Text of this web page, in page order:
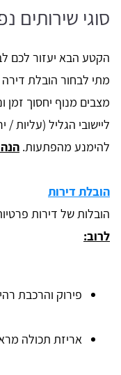
סוגי שירותים
הקטע הבא יעזור לכם
מתי לבחור הובלת
מצבים מנוף יחסוך זמן
ליישובי הגליל (עליות /
להימנע מהפתעות.
הובלת דירות
הובלות של דירות
לרוב:
פירוק והרכבת
אריזת תכולה